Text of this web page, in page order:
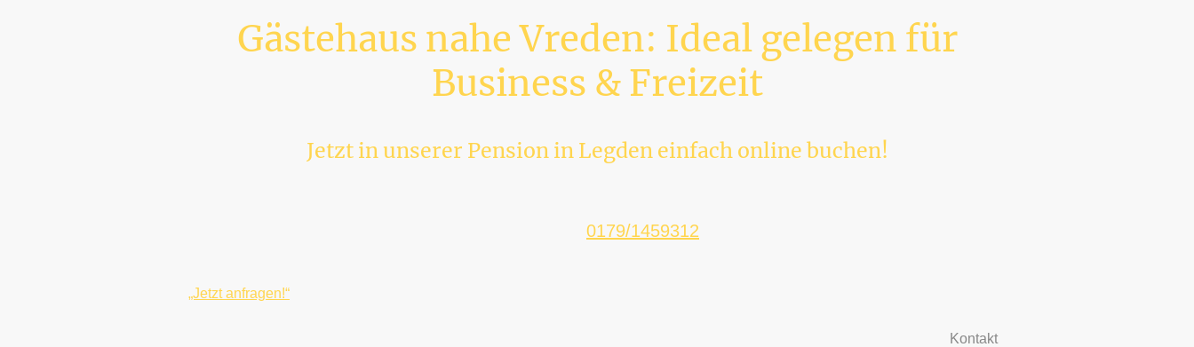
Gästehaus nahe Vreden: Ideal gelegen für
Business & Freizeit
Jetzt in unserer Pension in Legden einfach online buchen!
0179/1459312
„Jetzt anfragen!“
Kontakt